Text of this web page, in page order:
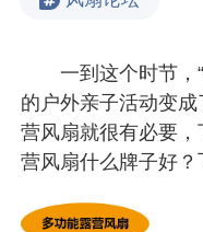
一到这个时节，“
的户外亲子活动变成
营风扇就很有必要
营风扇什么牌子好